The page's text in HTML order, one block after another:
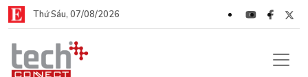
Thứ Sáu, 07/08/2026